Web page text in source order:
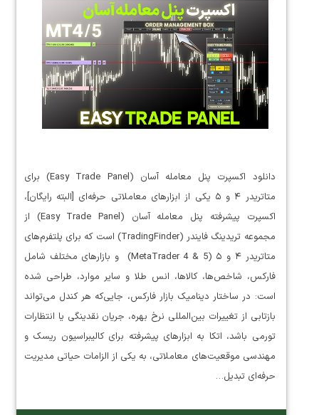
دانلود اکسپرت پنل معامله آسان (Easy Trade Panel) برای
متاتریدر ۴ و ۵ یکی از ابزارهای معاملاتی حرفه‌ای [البته رایگان]،
اکسپرت پیشرفته پنل معامله آسان (Easy Trade Panel) از
مجموعه تریدینگ فایندر (TradingFinder) است که برای پلتفرم‌های
متاتریدر ۴ و ۵ (MetaTrader 4 & 5) و بازارهای مختلف شامل
فارکس، شاخص‌ها، کالاها، انس طلا و سایر موارد، طراحی شده
است: در ساختار دینامیک بازار فارکس، جایی‌که هر کندل می‌تواند
بازتابی از تغییرات بین‌المللی نرخ بهره، جریان نقدینگی یا انتظارات
تورمی باشد، اتکا به ابزارهای پیشرفته برای کالیبراسیون ریسک و
مهندسی موقعیت‌های معاملاتی، به یکی از الزامات حیاتی مدیریت
حرفه‌ای تبدیل…